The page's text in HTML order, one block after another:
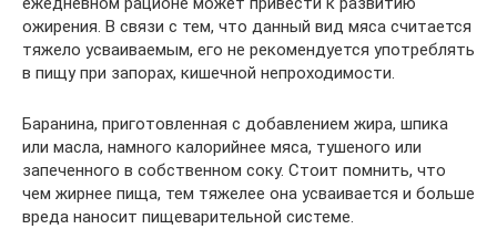
ожирения. В связи с тем, что данный вид мяса считается
тяжело усваиваемым, его не рекомендуется употреблять
в пищу при запорах, кишечной непроходимости.
Баранина, приготовленная с добавлением жира, шпика
или масла, намного калорийнее мяса, тушеного или
запеченного в собственном соку. Стоит помнить, что
чем жирнее пища, тем тяжелее она усваивается и больше
вреда наносит пищеварительной системе.